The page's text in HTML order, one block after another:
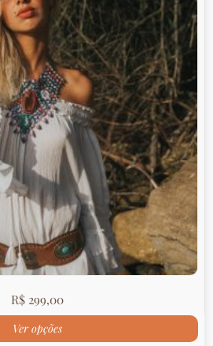
R$299,00
Ver opções